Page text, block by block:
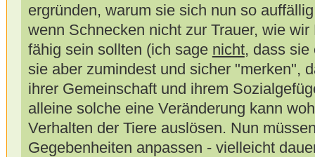
ergründen, warum sie sich nun so
wenn Schnecken nicht zur Trauer, wie
fähig sein sollten (ich sage nicht, dass sie
sie aber zumindest und sicher "merken",
ihrer Gemeinschaft und ihrem
alleine solche eine Veränderung kann
Verhalten der Tiere auslösen. Nun
Gegebenheiten anpassen - vielleicht